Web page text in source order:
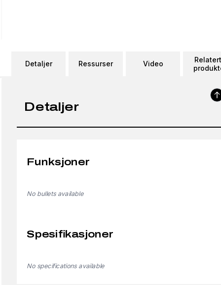
Detaljer Ressurser Video
Detaljer
Funksjoner
No bullets available
Spesifikasjoner
No specifications available